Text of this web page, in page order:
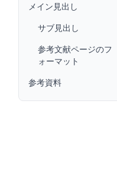
メイン見出し
サブ見出し
参考文献ページのフ
ォーマット
参考資料